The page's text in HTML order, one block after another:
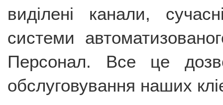
виділені канали,
системи
Персонал. Все це
обслуговування наших